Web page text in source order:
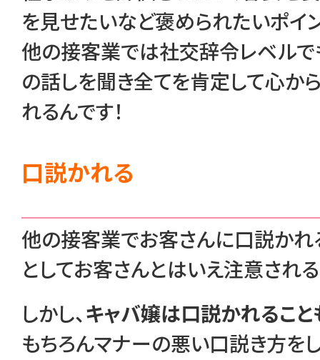
を見せたいなど褒められたいポイ
他の接客業では社交辞令レベルで
の話しを聞き全てを肯定して心か
れるんです！
口説かれる
他の接客業でお客さんに口説かれ
としてお客さんとはいえ注意される
しかし、キャバ嬢は口説かれるこ
もちろんマナーの悪い口説き方を